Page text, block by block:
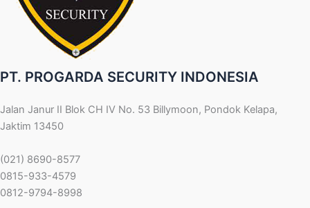
PT. PROGARDA SECURITY INDONESIA
Jalan Janur II Blok CH IV No. 53 Billymoon, Pondok Kelapa,
Jaktim 13450
(021) 8690-8577
0815-933-4579
0812-9794-8998